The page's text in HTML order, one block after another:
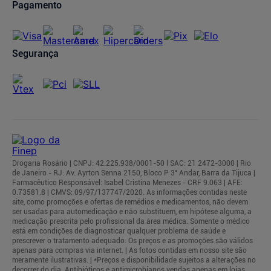
Pagamento
Segurança
Drogaria Rosário | CNPJ: 42.225.938/0001-50 l SAC: 21 2472-3000 | Rio
de Janeiro - RJ: Av. Ayrton Senna 2150, Bloco P 3° Andar, Barra da Tijuca |
Farmacêutico Responsável: Isabel Cristina Menezes - CRF 9.063 | AFE:
0.73581.8 | CMVS: 09/97/137747/2020. As informações contidas neste
site, como promoções e ofertas de remédios e medicamentos, não devem
ser usadas para automedicação e não substituem, em hipótese alguma, a
medicação prescrita pelo profissional da área médica. Somente o médico
está em condições de diagnosticar qualquer problema de saúde e
prescrever o tratamento adequado. Os preços e as promoções são válidos
apenas para compras via internet. | As fotos contidas em nosso site são
meramente ilustrativas. | *Preços e disponibilidade sujeitos a alterações no